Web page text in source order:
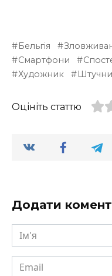
Бельгія
Смартфони
Художник
Оцініть статтю
Додати
Ім'я
Email